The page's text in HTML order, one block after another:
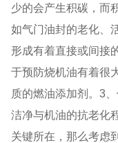
少的会产生积碳，而
如气门油封的老化、
形成有着直接或间接
于预防烧机油有着很
质的燃油添加剂。3
洁净与机油的抗老化
关键所在，那么考虑